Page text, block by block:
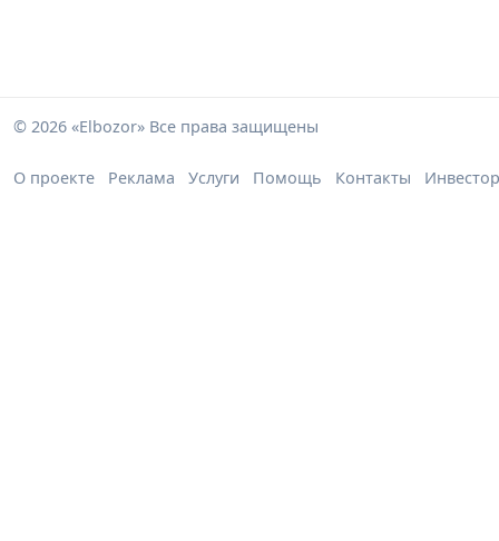
© 2026 «Elbozor» Все права защищены
О проекте Реклама Услуги Помощь Контакты